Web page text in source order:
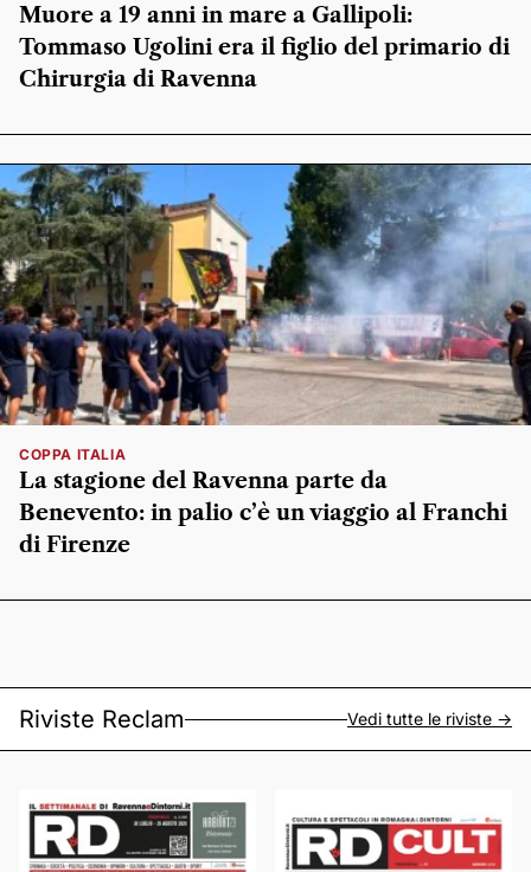
Muore a 19 anni in mare a Gallipoli:
Tommaso Ugolini era il figlio del primario di
Chirurgia di Ravenna
COPPA ITALIA
La stagione del Ravenna parte da
Benevento: in palio c’è un viaggio al Franchi
di Firenze
Riviste Reclam Vedi tutte le riviste ->